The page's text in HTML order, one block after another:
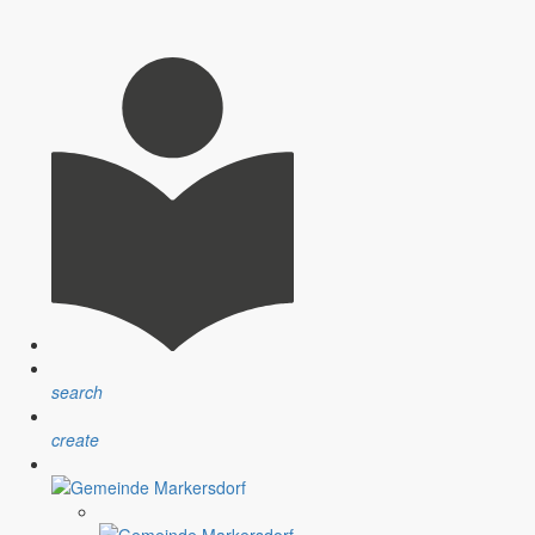
search
create
denkt man unweigerlich an die Frühlingsblüher, die erwachende
besonderen Höhepunkt.
mit Freunden durch eine Hauseinfahrt in Cottbus gegangen
in unserer Gemeinde und auch den Angehörigen, die
junge Leute kommen wieder zurück in unsere Region. Da
Glühwein und gebrannten Mandeln steigt einem von